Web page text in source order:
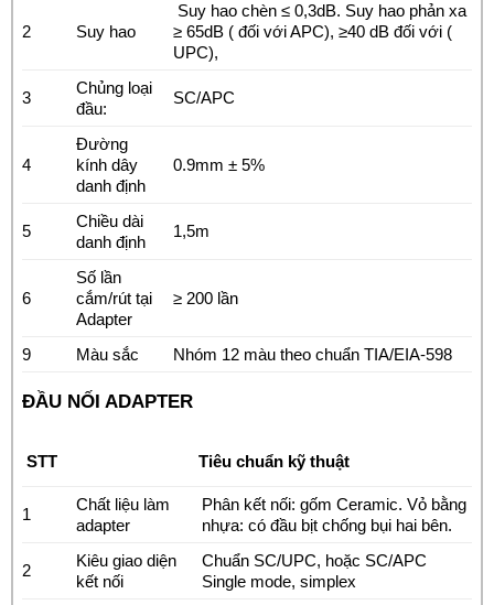
2 Suy hao
Suy hao chèn ≤ 0,3dB. Suy hao phản xa
≥ 65dB ( đối với APC), ≥40 dB đối với (
UPC),
3
Chủng loại
đầu:
SC/APC
4
Đường
kính dây
danh định
0.9mm ± 5%
5
Chiều dài
danh định
1,5m
6
Số lần
cắm/rút tại
Adapter
≥ 200 lần
9 Màu sắc Nhóm 12 màu theo chuẩn TIA/EIA-598
ĐẦU NỐI ADAPTER
STT Tiêu chuẩn kỹ thuật
1
Chất liệu làm
adapter
Phân kết nối: gốm Ceramic. Vỏ bằng
nhựa: có đầu bịt chống bụi hai bên.
2
Kiêu giao diện
kết nối
Chuẩn SC/UPC, hoặc SC/APC
Single mode, simplex